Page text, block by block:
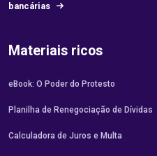
bancárias
Materiais ricos
eBook: O Poder do Protesto
Planilha de Renegociação de Dívidas
Calculadora de Juros e Multa